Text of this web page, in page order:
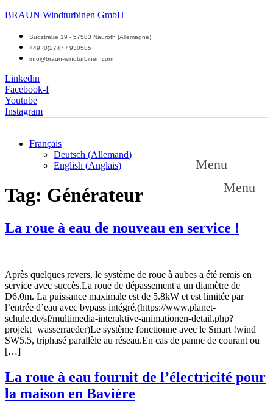
BRAUN Windturbinen GmbH
Südstraße 19 - 57583 Nauroth (Allemagne)
+49 (0)2747 / 930585
info@braun-windturbinen.com
Linkedin
Facebook-f
Youtube
Instagram
Français
Deutsch (Allemand)
English (Anglais)
Menu
Menu
Tag: Générateur
La roue à eau de nouveau en service !
Après quelques revers, le système de roue à aubes a été remis en
service avec succès.La roue de dépassement a un diamètre de
D6.0m. La puissance maximale est de 5.8kW et est limitée par
l’entrée d’eau avec bypass intégré.(https://www.planet-
schule.de/sf/multimedia-interaktive-animationen-detail.php?
projekt=wasserraeder)Le système fonctionne avec le Smart !wind
SW5.5, triphasé parallèle au réseau.En cas de panne de courant ou
[…]
La roue à eau fournit de l’électricité pour
la maison en Bavière